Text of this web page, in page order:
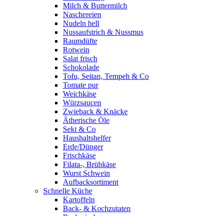
Milch & Buttermilch
Naschereien
Nudeln hell
Nussaufstrich & Nussmus
Raumdüfte
Rotwein
Salat frisch
Schokolade
Tofu, Seitan, Tempeh & Co
Tomate pur
Weichkäse
Würzsaucen
Zwieback & Knäcke
Ätherische Öle
Sekt & Co
Haushaltshelfer
Erde/Dünger
Frischkäse
Filata-, Brühkäse
Wurst Schwein
Aufbacksortiment
Schnelle Küche
Kartoffeln
Back- & Kochzutaten